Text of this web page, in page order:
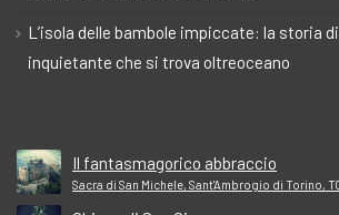
L’isola delle bambole impiccate: la storia
inquietante che si trova oltreoceano
Il fantasmagorico abbraccio
Sacra di San Michele, Sant'Ambrogio di Torino,